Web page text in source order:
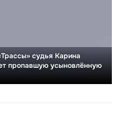
судья Карина
пропавшую усыновлённую